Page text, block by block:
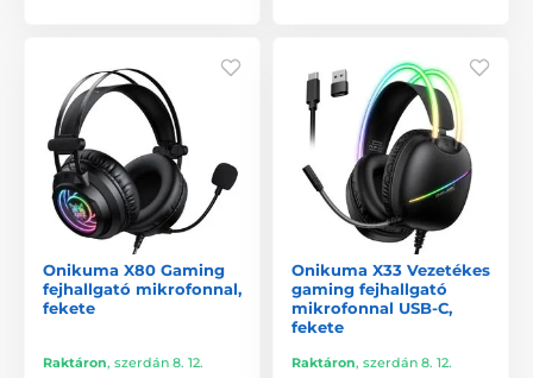
Onikuma X80 Gaming
fejhallgató mikrofonnal,
fekete
Raktáron, szerdán 8. 12.
Onikuma X33 Vezetékes
gaming fejhallgató
mikrofonnal USB-C,
fekete
Raktáron, szerdán 8. 12.